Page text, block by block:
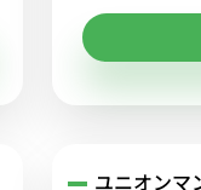
ユニオンマ